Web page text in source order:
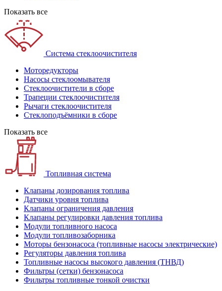
Показать все
Система стеклоочистителя
Моторедукторы
Насосы стеклоомывателя
Стеклоочистители в сборе
Трапеции стеклоочистителя
Рычаги стеклоочистителя
Стеклоподъёмники в сборе
Показать все
Топливная система
Клапаны дозирования топлива
Датчики уровня топлива
Клапаны ограничения давления
Клапаны регулировки давления топлива
Модули топливного насоса
Модули топливозаборника
Моторы бензонасоса (топливные насосы электрические)
Регуляторы давления топлива
Топливные насосы высокого давления (ТНВД)
Фильтры (сетки) бензонасоса
Фильтры топливные тонкой очистки